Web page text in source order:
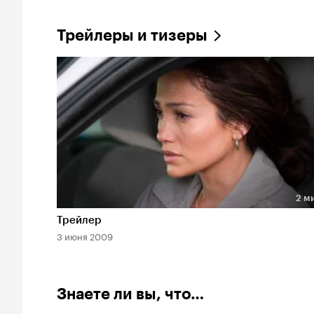
Трейлеры и тизеры
Длительность 2 мин
2
Трейлер
3 июня 2009
Знаете ли вы, что…